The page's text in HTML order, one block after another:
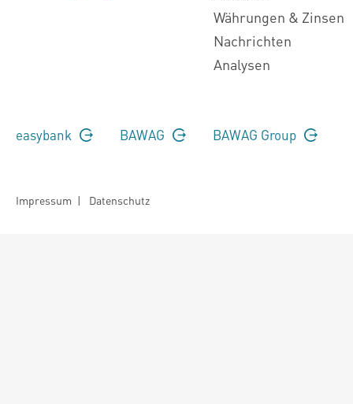
Währungen & Zinsen
Nachrichten
Analysen
easybank BAWAG BAWAG Group
Impressum | Datenschutz